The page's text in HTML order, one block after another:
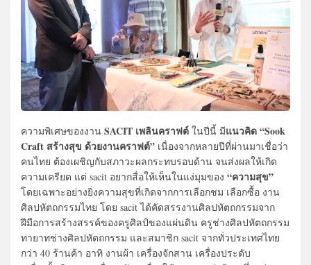
ความพิเศษของงาน SACIT เพลินคราฟต์ ในปีนี้ มีแนวคิด “Sook
Craft สร้างสุข ด้วยงานคราฟต์” เนื่องจากหลายปีที่ผ่านมาเชื่อว่า
คนไทย ต้องเผชิญกับสภาวะผลกระทบรอบด้าน จนส่งผลให้เกิด
ความเครียด แต่ sacit อยากสื่อให้เห็นในแง่มุมของ “ความสุข”
โดยเฉพาะอย่างยิ่งความสุขที่เกิดจากการเลือกชม เลือกซื้อ งาน
ศิลปหัตถกรรมไทย โดย sacit ได้คัดสรรงานศิลปหัตถกรรมจาก
ฝีมือการสร้างสรรค์ของครูศิลป์ของแผ่นดิน ครูช่างศิลปหัตถกรรม
ทายาทช่างศิลปหัตถกรรม และสมาชิก sacit จากทั่วประเทศไทย
กว่า 40 ร้านค้า อาทิ งานผ้า เครื่องจักสาน เครื่องประดับ